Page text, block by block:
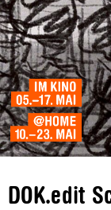
DOK.edit